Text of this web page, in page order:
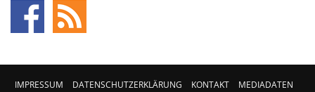
IMPRESSUM DATENSCHUTZERKLÄRUNG KONTAKT MEDIADATEN